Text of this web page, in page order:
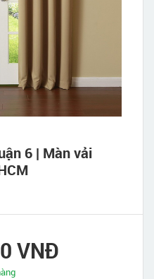
6 | Màn vải
VNĐ